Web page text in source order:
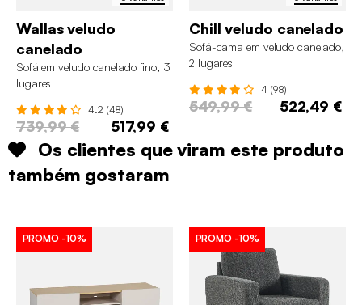
Wallas veludo
canelado
Sofá em veludo canelado fino, 3
lugares
4.2 (48)
739,99 € 517,99 €
Chill veludo canelado
Sofá-cama em veludo canelado,
2 lugares
4 (98)
549,99 € 522,49 €
Os clientes que viram este produto
também gostaram
PROMO -10% PROMO -10%